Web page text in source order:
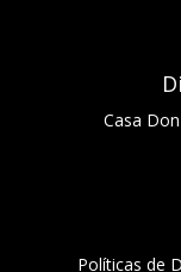
Casa
Políticas de